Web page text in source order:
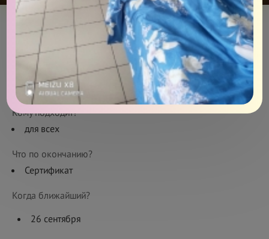
Как проходит?
Живое обучение в школе
Сколько длится?
2 занятия по 6 часов
Кому подходит?
для всех
Что по окончанию?
Сертификат
Когда ближайший?
26 сентября